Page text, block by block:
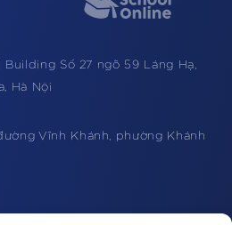
Building Số 27 ngõ 59 Láng Hạ,
Hà Nội
Vĩnh Khánh, phường Khánh